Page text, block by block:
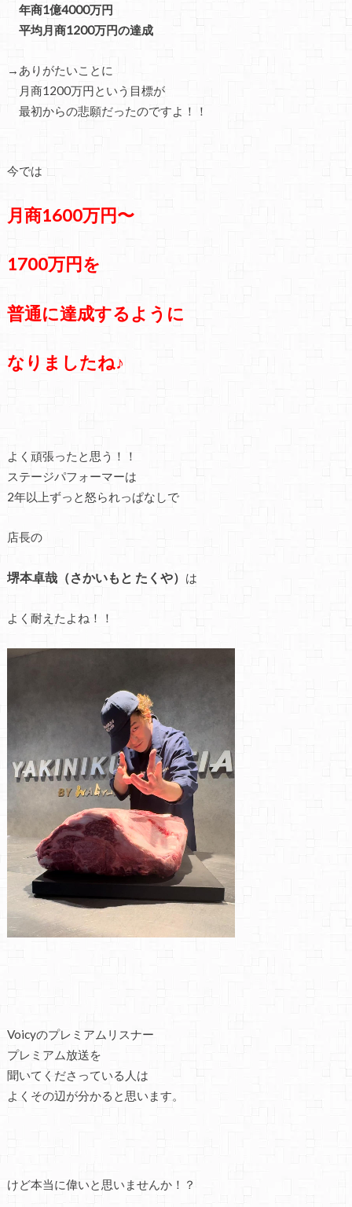
年商1億4000万円
平均月商1200万円の達成
→ありがたいことに
月商1200万円という目標が
最初からの悲願だったのですよ！！
今では
月商1600万円〜
1700万円を
普通に達成するように
なりましたね♪
よく頑張ったと思う！！
ステージパフォーマーは
2年以上ずっと怒られっぱなしで
店長の
堺本卓哉（さかいもと たくや） は
よく耐えたよね！！
Voicyのプレミアムリスナー
プレミアム放送を
聞いてくださっている人は
よくその辺が分かると思います。
けど本当に偉いと思いませんか！？